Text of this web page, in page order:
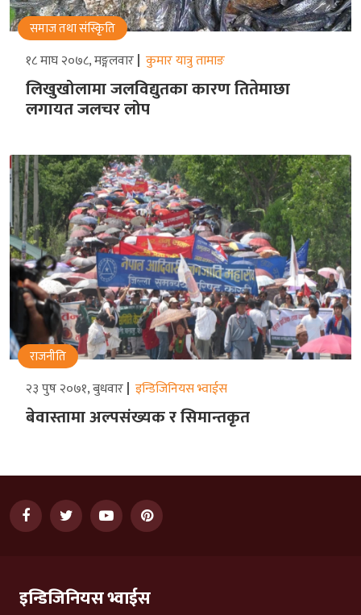
समाज तथा संस्किृति
१८ माघ २०७८, मङ्गलवार कुमार यात्रु तामाङ
लिखुखोलामा जलविद्युतका कारण तितेमाछा
लगायत जलचर लोप
राजनीति
२३ पुष २०७१, बुधवार इन्डिजिनियस भ्वाईस
बेवास्तामा अल्पसंख्यक र सिमान्तकृत
इन्डिजिनियस भ्वाईस